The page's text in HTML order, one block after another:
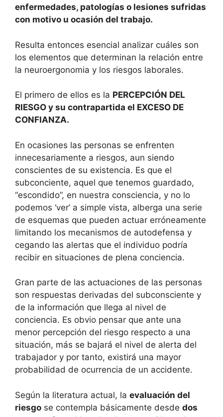
enfermedades, patologías o lesiones sufridas
con motivo u ocasión del trabajo.
Resulta entonces esencial analizar cuáles son
los elementos que determinan la relación entre
la neuroergonomia y los riesgos laborales.
El primero de ellos es la PERCEPCIÓN DEL
RIESGO y su contrapartida el EXCESO DE
CONFIANZA.
En ocasiones las personas se enfrenten
innecesariamente a riesgos, aun siendo
conscientes de su existencia. Es que el
subconciente, aquel que tenemos guardado,
“escondido”, en nuestra consciencia, y no lo
podemos ‘ver’ a simple vista, alberga una serie
de esquemas que pueden actuar erróneamente
limitando los mecanismos de autodefensa y
cegando las alertas que el individuo podría
recibir en situaciones de plena conciencia.
Gran parte de las actuaciones de las personas
son respuestas derivadas del subconsciente y
de la información que llega al nivel de
conciencia. Es obvio pensar que ante una
menor percepción del riesgo respecto a una
situación, más se bajará el nivel de alerta del
trabajador y por tanto, existirá una mayor
probabilidad de ocurrencia de un accidente.
Según la literatura actual, la evaluación del
riesgo se contempla básicamente desde dos